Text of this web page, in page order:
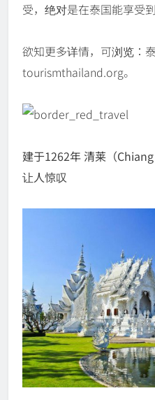
受，绝对是在泰国能享受
欲知更多详情，可浏览：
tourismthailand.org。
建于1262年 清莱（
让人惊叹